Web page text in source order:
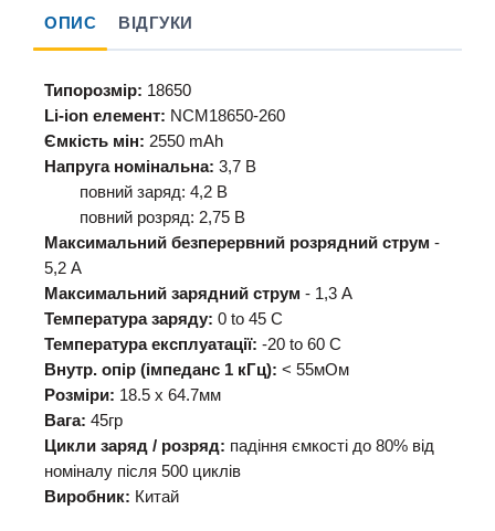
ОПИС ВІДГУКИ
Типорозмір: 18650
Li-ion елемент: NCM18650-260
Ємкість мін: 2550 mAh
Напруга номінальна: 3,7 В
повний заряд: 4,2 В
повний розряд: 2,75 В
Максимальний безперервний розрядний струм -
5,2 А
Максимальний зарядний струм - 1,3 А
Температура заряду: 0 to 45 C
Температура експлуатації: -20 to 60 C
Внутр. опір (імпеданс 1 кГц): < 55мОм
Розміри: 18.5 х 64.7мм
Вага: 45гр
Цикли заряд / розряд: падіння ємкості до 80% від
номіналу після 500 циклів
Виробник: Китай